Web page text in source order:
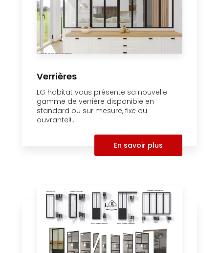
Verrières
LG habitat vous présente sa nouvelle
gamme de verrière disponible en
standard ou sur mesure, fixe ou
ouvrante!!...
En savoir plus